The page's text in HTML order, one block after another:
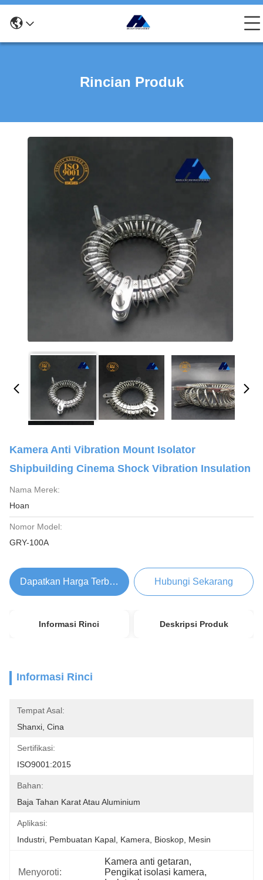
Rincian Produk
Kamera Anti Vibration Mount Isolator
Shipbuilding Cinema Shock Vibration Insulation
Nama Merek:
Hoan
Nomor Model:
GRY-100A
Dapatkan Harga Terbaik Hubungi Sekarang
Informasi Rinci Deskripsi Produk
Informasi Rinci
Tempat Asal:
Shanxi, Cina
Sertifikasi:
ISO9001:2015
Bahan:
Baja Tahan Karat Atau Aluminium
Aplikasi:
Industri, Pembuatan Kapal, Kamera, Bioskop, Mesin
Menyoroti:
Kamera anti getaran,
Pengikat isolasi kamera,